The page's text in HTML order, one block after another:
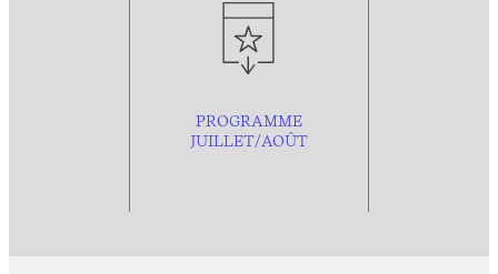
PROGRAMME
JUILLET/AOÛT